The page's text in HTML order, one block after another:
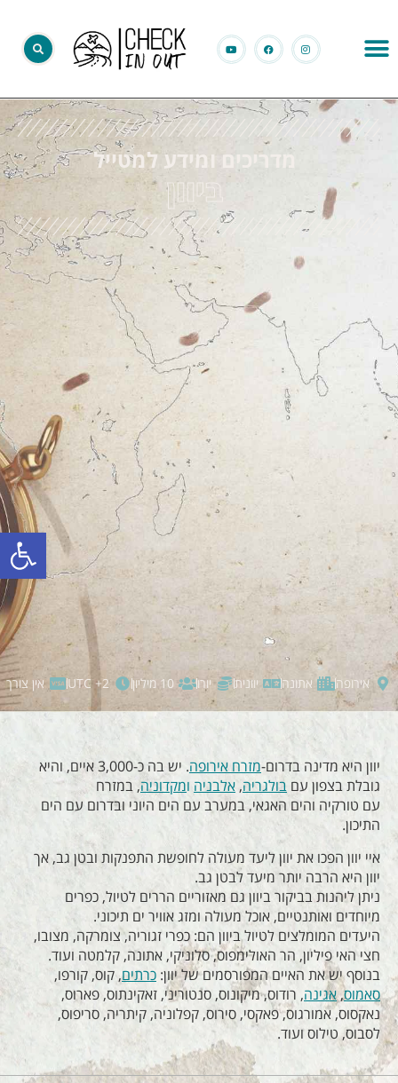
פתח
מדריכים ומידע למטייל
ביוון
אירופה אתונה יוונית יורו 10 מיליון UTC +2 אין צורך
יוון היא מדינה בדרום-מזרח אירופה
. יש בה כ-3,000 איים, והיא
גובלת בצפון עם בולגריה,אלבניה ומקדוניה, במזרח
עם טורקיה והים האגאי, במערב עם הים היוני ובדרום עם הים
התיכון.
איי יוון הפכו את יוון ליעד מעולה לחופשת התפנקות ובטן גב, אך
יוון היא הרבה יותר מיעד לבטן גב.
ניתן ליהנות בביקור ביוון גם מאזוריים הררים לטיול, כפרים
מיוחדים ואותנטיים, אוכל מעולה ומזג אוויר ים תיכוני.
היעדים המומלצים לטיול ביוון הם: כפרי זגוריה, צומרקה, מצובו,
חצי האי פיליון, הר האולימפוס, סלוניקי, אתונה, קלמטה ועוד.
בנוסף יש את האיים המפורסמים של יוון: כרתים, קוס, קורפו,
סאמוס,אגינה, רודוס, מיקונוס, סנטוריני, זאקינתוס, פארוס,
נאקסוס, אמורגוס, פאקסי, סירוס, קפלוניה, קיתריה, סריפוס,
לסבוס, טילוס ועוד.